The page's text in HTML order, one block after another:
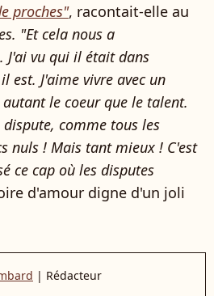
proches", racontait-elle au
"Et cela nous a
J'ai vu qui il était dans
est. J'aime vivre avec un
le coeur que le talent.
comme tous les
nuls ! Mais tant mieux ! C'est
ce cap où les disputes
d'amour digne d'un joli
| Rédacteur